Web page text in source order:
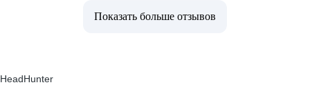
Показать больше отзывов
HeadHunter